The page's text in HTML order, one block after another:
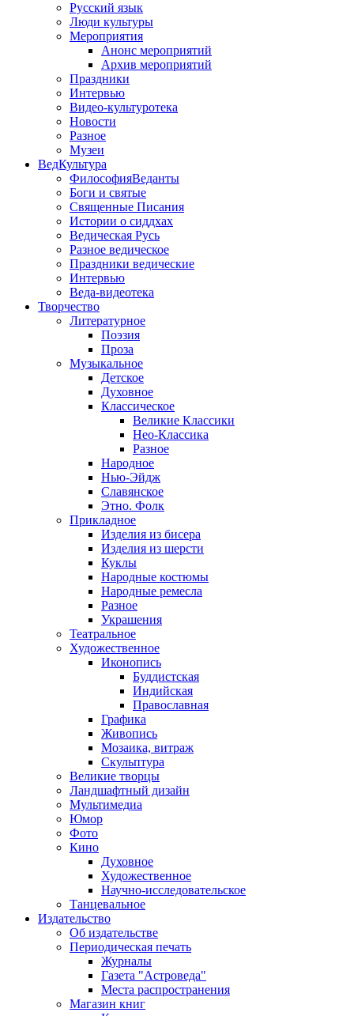
Русский язык
Люди культуры
Мероприятия
Анонс мероприятий
Архив мероприятий
Праздники
Интервью
Видео-культуротека
Новости
Разное
Музеи
ВедКультура
ФилософияВеданты
Боги и святые
Священные Писания
Истории о сиддхах
Ведическая Русь
Разное ведическое
Праздники ведические
Интервью
Веда-видеотека
Творчество
Литературное
Поэзия
Проза
Музыкальное
Детское
Духовное
Классическое
Великие Классики
Нео-Классика
Разное
Народное
Нью-Эйдж
Славянское
Этно. Фолк
Прикладное
Изделия из бисера
Изделия из шерсти
Куклы
Народные костюмы
Народные ремесла
Разное
Украшения
Театральное
Художественное
Иконопись
Буддистская
Индийская
Православная
Графика
Живопись
Мозаика, витраж
Скульптура
Великие творцы
Ландшафтный дизайн
Мультимедиа
Юмор
Фото
Кино
Духовное
Художественное
Научно-исследовательское
Танцевальное
Издательство
Об издательстве
Периодическая печать
Журналы
Газета "Астроведа"
Места распространения
Магазин книг